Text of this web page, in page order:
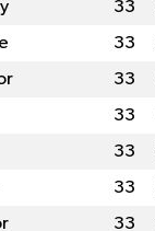
33
33
33
33
33
33
33